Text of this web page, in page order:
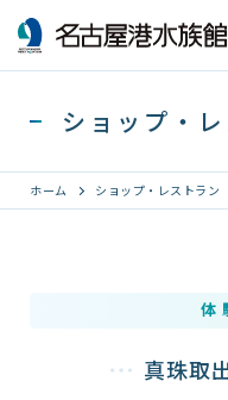
ショップ・
ホーム ショップ・レストラン
体
真珠取